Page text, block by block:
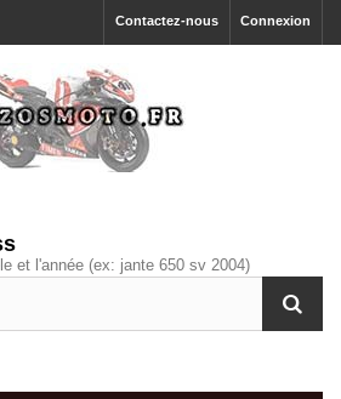
Connexion
Contactez-nous
et l'année (ex: jante 650 sv 2004)